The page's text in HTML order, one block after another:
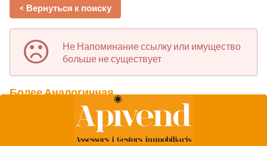
< Вернуться к поиску
Не Напоминание ссылку или имущество
больше не существует
Более Аналогичная